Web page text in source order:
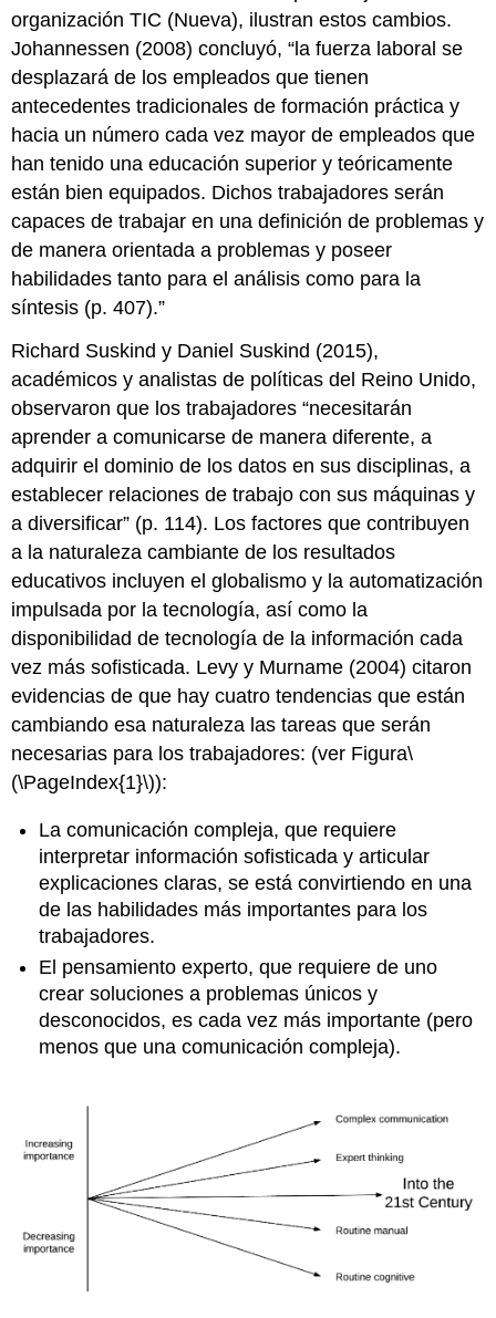
organización TIC (Nueva), ilustran estos cambios.
Johannessen (2008) concluyó, “la fuerza laboral se
desplazará de los empleados que tienen
antecedentes tradicionales de formación práctica y
hacia un número cada vez mayor de empleados que
han tenido una educación superior y teóricamente
están bien equipados. Dichos trabajadores serán
capaces de trabajar en una definición de problemas y
de manera orientada a problemas y poseer
habilidades tanto para el análisis como para la
síntesis (p. 407).”
Richard Suskind y Daniel Suskind (2015),
académicos y analistas de políticas del Reino Unido,
observaron que los trabajadores “necesitarán
aprender a comunicarse de manera diferente, a
adquirir el dominio de los datos en sus disciplinas, a
establecer relaciones de trabajo con sus máquinas y
a diversificar” (p. 114). Los factores que contribuyen
a la naturaleza cambiante de los resultados
educativos incluyen el globalismo y la automatización
impulsada por la tecnología, así como la
disponibilidad de tecnología de la información cada
vez más sofisticada. Levy y Murname (2004) citaron
evidencias de que hay cuatro tendencias que están
cambiando esa naturaleza las tareas que serán
necesarias para los trabajadores: (ver Figura\
(\PageIndex{1}\)):
La comunicación compleja, que requiere
interpretar información sofisticada y articular
explicaciones claras, se está convirtiendo en una
de las habilidades más importantes para los
trabajadores.
El pensamiento experto, que requiere de uno
crear soluciones a problemas únicos y
desconocidos, es cada vez más importante (pero
menos que una comunicación compleja).